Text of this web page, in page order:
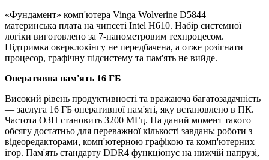
«Фундамент» комп'ютера Vinga Wolverine D5844 —
материнська плата на чипсеті Intel H610. Набір системної
логіки виготовлено за 7-нанометровим техпроцесом.
Підтримка оверклокінгу не передбачена, а отже розігнати
процесор, графічну підсистему та пам'ять не вийде.
Оперативна пам'ять 16 ГБ
Високий рівень продуктивності та вражаюча багатозадачність
— заслуга 16 ГБ оперативної пам'яті, яку встановлено в ПК.
Частота ОЗП становить 3200 МГц. На даний момент такого
обсягу достатньо для переважної кількості завдань: роботи з
відеоредакторами, комп'ютерною графікою та комп'ютерних
ігор. Пам'ять стандарту DDR4 функціонує на нижчій напрузі,